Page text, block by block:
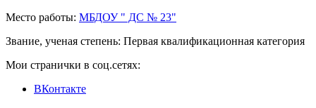
Место работы: МБДОУ " ДС № 23"
Звание, ученая степень: Первая квалификационная категория
Мои странички в соц.сетях:
ВКонтакте